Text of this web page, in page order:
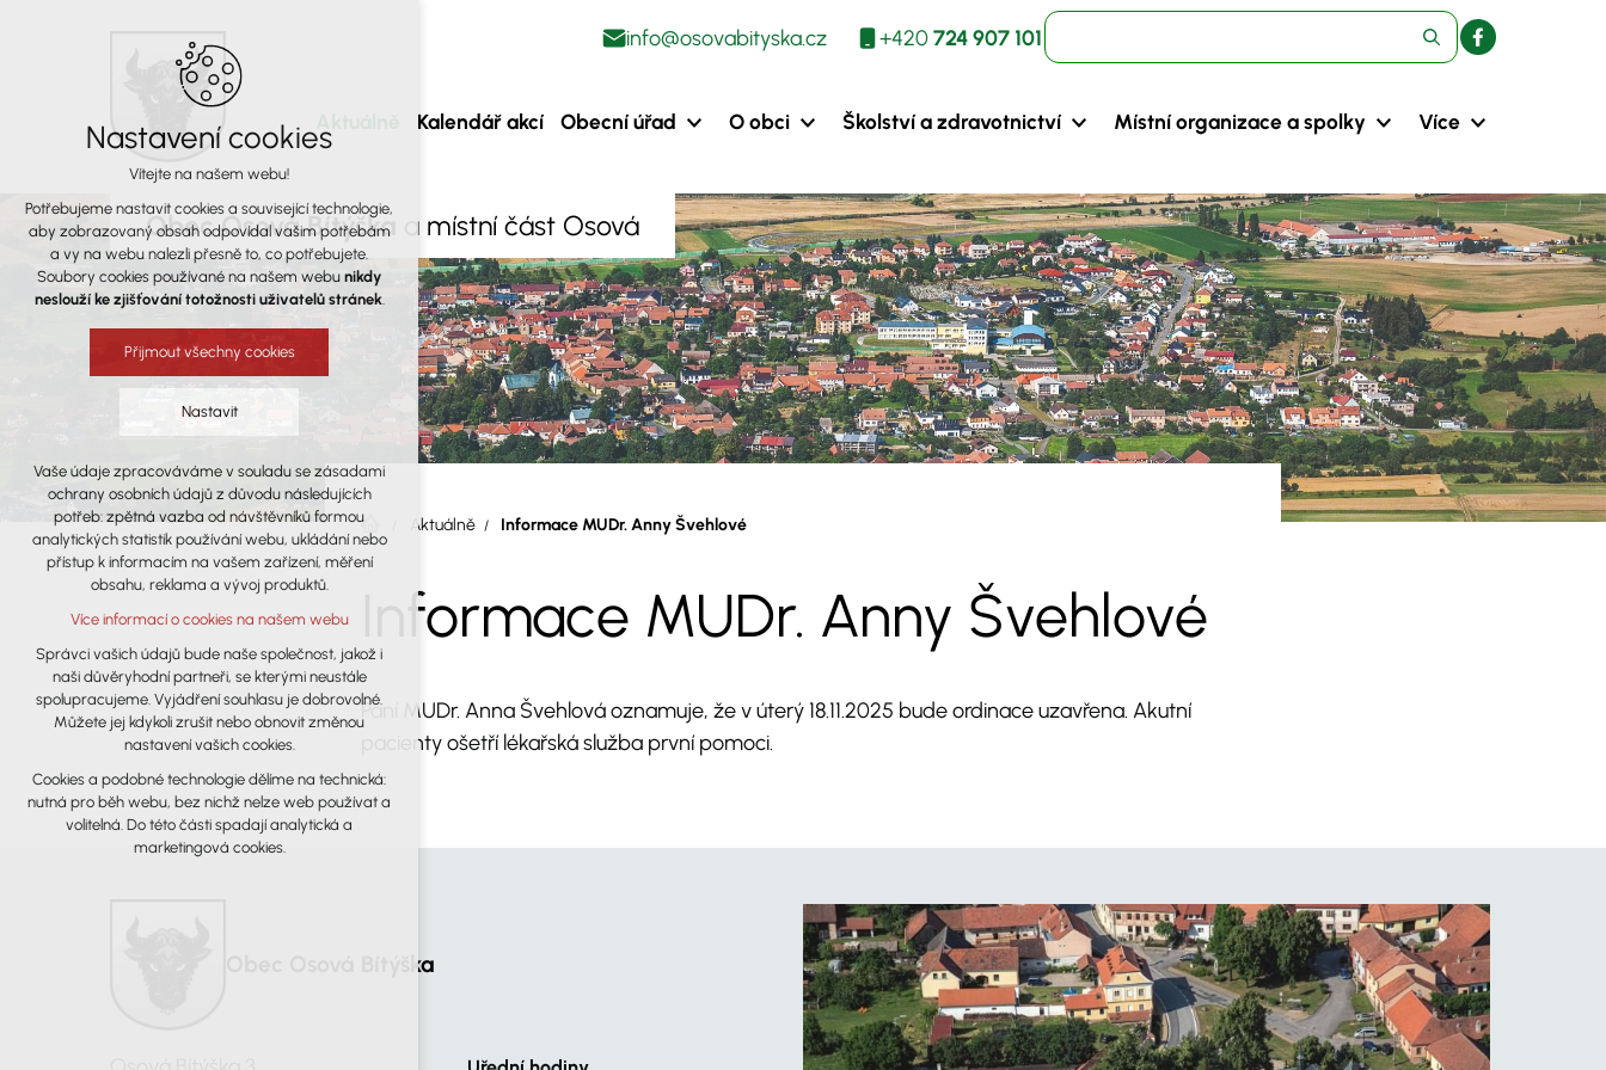
info@osovabityska.cz +420724 907 101
Kalendář akcí Obecní úřad O obci Školství a zdravotnictví Místní organizace a spolky Více
Obec Osová Bítýška a místní část Osová
Aktuálně Informace MUDr. Anny Švehlové
Informace MUDr. Anny Švehlové
Paní MUDr. Anna Švehlová oznamuje, že v úterý 18.11.2025 bude ordinace uzavřena. Akutní
pacienty ošetří lékařská služba první pomoci.
Obec Osová Bítýška
Nastavení cookies
Vítejte na našem webu!
Potřebujeme nastavit cookies a související technologie,
aby zobrazovaný obsah odpovídal vašim potřebám
a vy na webu nalezli přesně to, co potřebujete.
Soubory cookies používané na našem webu nikdy
neslouží ke zjišťování totožnosti uživatelů stránek.
Přijmout všechny cookies
Nastavit
Technická cookies
nutná pro provozování webu
udržení kontextu stránek (session): případná
přihlášení, volby jazyka, apod.
analytická pro anonymizované
vyhodnocení návštěvnosti
marketingová cookies (Google)
Více informací o cookies na našem webu
Přijmout všechny cookies
Odmítnout vše
Vaše údaje zpracováváme v souladu se zásadami
ochrany osobních údajů z důvodu následujících
potřeb: zpětná vazba od návštěvníků formou
analytických statistik používání webu, ukládání nebo
přístup k informacím na vašem zařízení, měření
obsahu, reklama a vývoj produktů.
Více informací o cookies na našem webu
Správci vašich údajů bude naše společnost, jakož i
naši důvěryhodní partneři, se kterými neustále
spolupracujeme. Vyjádření souhlasu je dobrovolné.
Můžete jej kdykoli zrušit nebo obnovit změnou
nastavení vašich cookies.
Cookies a podobné technologie dělíme na technická:
nutná pro běh webu, bez nichž nelze web používat a
volitelná. Do této části spadají analytická a
marketingová cookies.